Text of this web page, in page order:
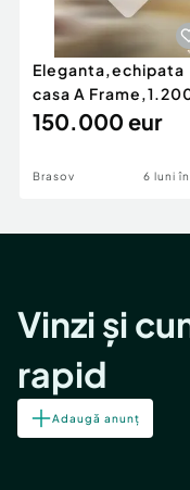
Eleganta,echipata
casa A Frame,1.200
teren,deschidere
150.000 eur
Brasov 6 luni
Vinzi și
rapid
Adaugă anunț